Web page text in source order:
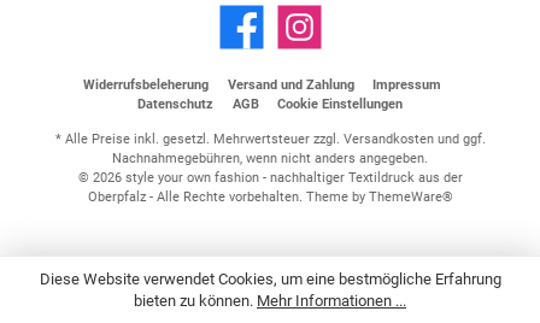
Widerrufsbeleherung Versand und Zahlung
Impressum
Datenschutz
AGB Cookie Einstellungen
* Alle Preise inkl. gesetzl. Mehrwertsteuer zzgl. Versandkostenund ggf.
Nachnahmegebühren, wenn nicht anders angegeben.
© 2026 style your own fashion - nachhaltiger Textildruck aus der
Oberpfalz - Alle Rechte vorbehalten. Theme by ThemeWare®
Diese Website verwendet Cookies, um eine bestmögliche Erfahrung
bieten zu können. Mehr Informationen ...